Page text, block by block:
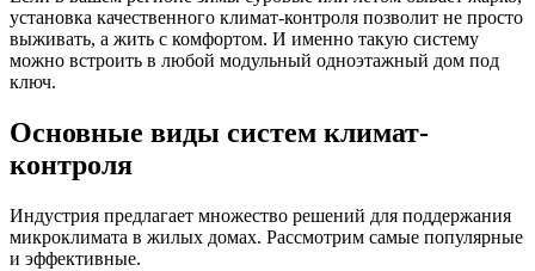
установка качественного климат-контроля позволит не просто
выживать, а жить с комфортом. И именно такую систему
можно встроить в любой модульный одноэтажный дом под
ключ.
Основные виды систем климат-
контроля
Индустрия предлагает множество решений для поддержания
микроклимата в жилых домах. Рассмотрим самые популярные
и эффективные.